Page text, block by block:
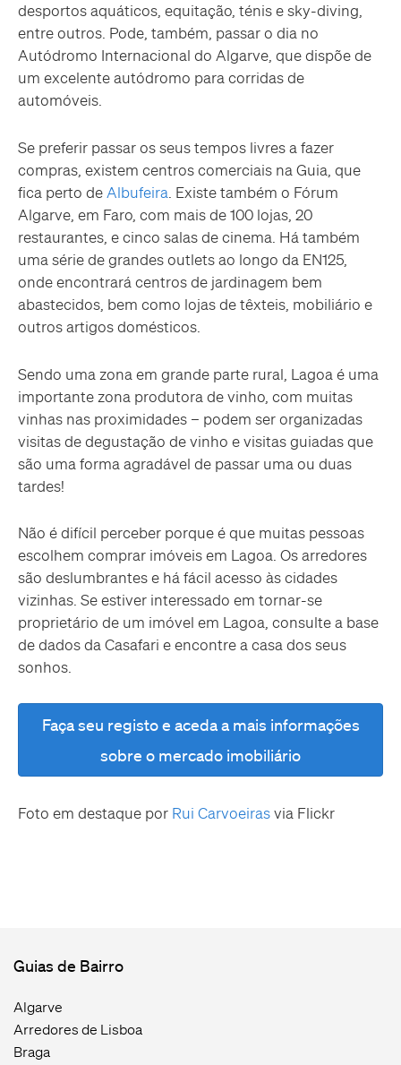
desportos aquáticos, equitação, ténis e sky-diving,
entre outros. Pode, também, passar o dia no
Autódromo Internacional do Algarve, que dispõe de
um excelente autódromo para corridas de
automóveis.
Se preferir passar os seus tempos livres a fazer
compras, existem centros comerciais na Guia, que
fica perto de Albufeira . Existe também o Fórum
Algarve, em Faro, com mais de 100 lojas, 20
restaurantes, e cinco salas de cinema. Há também
uma série de grandes outlets ao longo da EN125,
onde encontrará centros de jardinagem bem
abastecidos, bem como lojas de têxteis, mobiliário e
outros artigos domésticos.
Sendo uma zona em grande parte rural, Lagoa é uma
importante zona produtora de vinho, com muitas
vinhas nas proximidades – podem ser organizadas
visitas de degustação de vinho e visitas guiadas que
são uma forma agradável de passar uma ou duas
tardes!
Não é difícil perceber porque é que muitas pessoas
escolhem comprar imóveis em Lagoa. Os arredores
são deslumbrantes e há fácil acesso às cidades
vizinhas. Se estiver interessado em tornar-se
proprietário de um imóvel em Lagoa, consulte a base
de dados da Casafari e encontre a casa dos seus
sonhos.
Faça seu registo e aceda a mais informações
sobre o mercado imobiliário
Foto em destaque por Rui Carvoeirasvia Flickr
Guias de Bairro
Algarve
Arredores de Lisboa
Braga